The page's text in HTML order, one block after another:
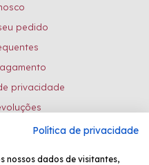
pedido
privacidade
Política de privacidade
nossos dados de visitantes,